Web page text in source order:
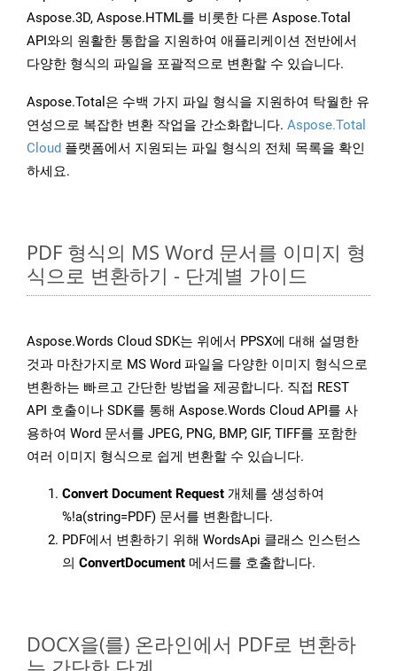
Aspose.3D, Aspose.HTML를 비롯한 다른 Aspose.Total
API와의 원활한 통합을 지원하여 애플리케이션 전반에서
다양한 형식의 파일을 포괄적으로 변환할 수 있습니다.
Aspose.Total은 수백 가지 파일 형식을 지원하여 탁월한 유
연성으로 복잡한 변환 작업을 간소화합니다. Aspose.Total
Cloud 플랫폼에서 지원되는 파일 형식의 전체 목록을 확인
하세요.
PDF 형식의 MS Word 문서를 이미지 형
식으로 변환하기 - 단계별 가이드
Aspose.Words Cloud SDK는 위에서 PPSX에 대해 설명한
것과 마찬가지로 MS Word 파일을 다양한 이미지 형식으로
변환하는 빠르고 간단한 방법을 제공합니다. 직접 REST
API 호출이나 SDK를 통해 Aspose.Words Cloud API를 사
용하여 Word 문서를 JPEG, PNG, BMP, GIF, TIFF를 포함한
여러 이미지 형식으로 쉽게 변환할 수 있습니다.
Convert Document Request 개체를 생성하여
%!a(string=PDF) 문서를 변환합니다.
PDF에서 변환하기 위해 WordsApi 클래스 인스턴스
의 ConvertDocument 메서드를 호출합니다.
DOCX을(를) 온라인에서 PDF로 변환하